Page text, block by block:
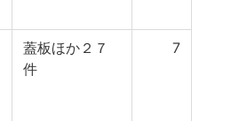
蓋板ほか２７
件
7